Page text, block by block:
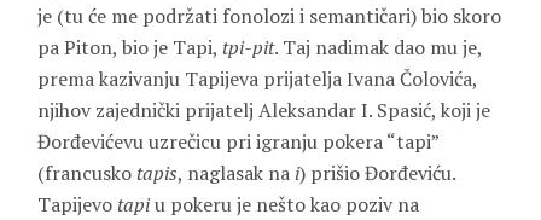
je (tu će me podržati fonolozi i semantičari) bio skoro
pa Piton, bio je Tapi, tpi-pit. Taj nadimak dao mu je,
prema kazivanju Tapijeva prijateljaIvana Čolovića,
njihov zajednički prijatelj Aleksandar I. Spasić, koji je
Đorđevićevu uzrečicu pri igranju pokera “tapi”
(francusko tapis, naglasak na i) prišio Đorđeviću.
Tapijevo tapiu pokeru je nešto kao poziv na